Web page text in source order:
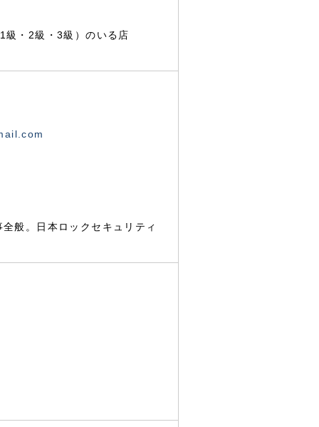
・2級・3級）のいる店
般。日本ロックセキュリティ